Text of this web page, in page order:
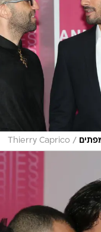
/
Thierry Caprico